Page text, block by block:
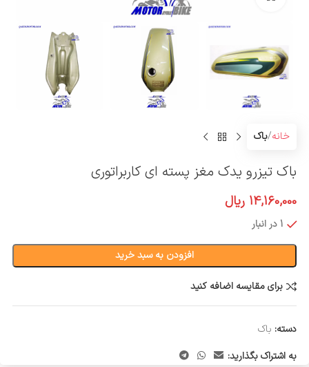
خانه باک
باک تیزرو یدک مغز پسته ای کاربراتوری
14,160,000 ریال
1 در انبار
افزودن به سبد خرید
برای مقایسه اضافه کنید
دسته: باک
به اشتراک بگذارید: